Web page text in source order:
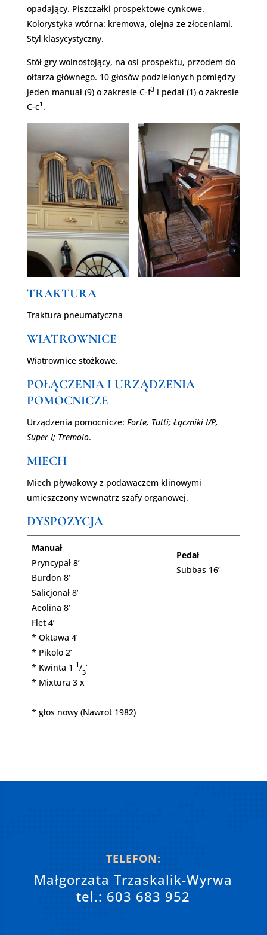
opadający. Piszczałki prospektowe cynkowe.
Kolorystyka wtórna: kremowa, olejna ze złoceniami.
Styl klasycystyczny.
Stół gry wolnostojący, na osi prospektu, przodem do
ołtarza głównego. 10 głosów podzielonych pomiędzy
jeden manuał (9) o zakresie C-f3i pedał (1) o zakresie
C-c1 .
TRAKTURA
Traktura pneumatyczna
WIATROWNICE
Wiatrownice stożkowe.
POŁĄCZENIA I URZĄDZENIA
POMOCNICZE
Urządzenia pomocnicze: Forte, Tutti; Łączniki I/P,
Super I; Tremolo.
MIECH
Miech pływakowy z podawaczem klinowymi
umieszczony wewnątrz szafy organowej.
DYSPOZYCJA
Manuał
Pryncypał 8’
Burdon 8’
Salicjonał 8’
Aeolina 8’
Flet 4’
* Oktawa 4’
* Pikolo 2’
* Kwinta 1 1/3’
* Mixtura 3 x
* głos nowy (Nawrot 1982)
Pedał
Subbas 16’
TELEFON:
Małgorzata Trzaskalik-Wyrwa
tel.: 603 683 952